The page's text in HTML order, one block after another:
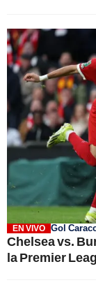
EN VIVO Gol
Chelsea vs.
la Premier